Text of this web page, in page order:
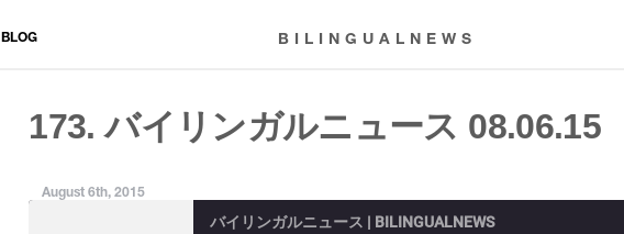
BLOG BILINGUALNEWS
173. バイリンガルニュース 08.06.15
August 6th, 2015
バイリンガルニュース | BILINGUALNEWS